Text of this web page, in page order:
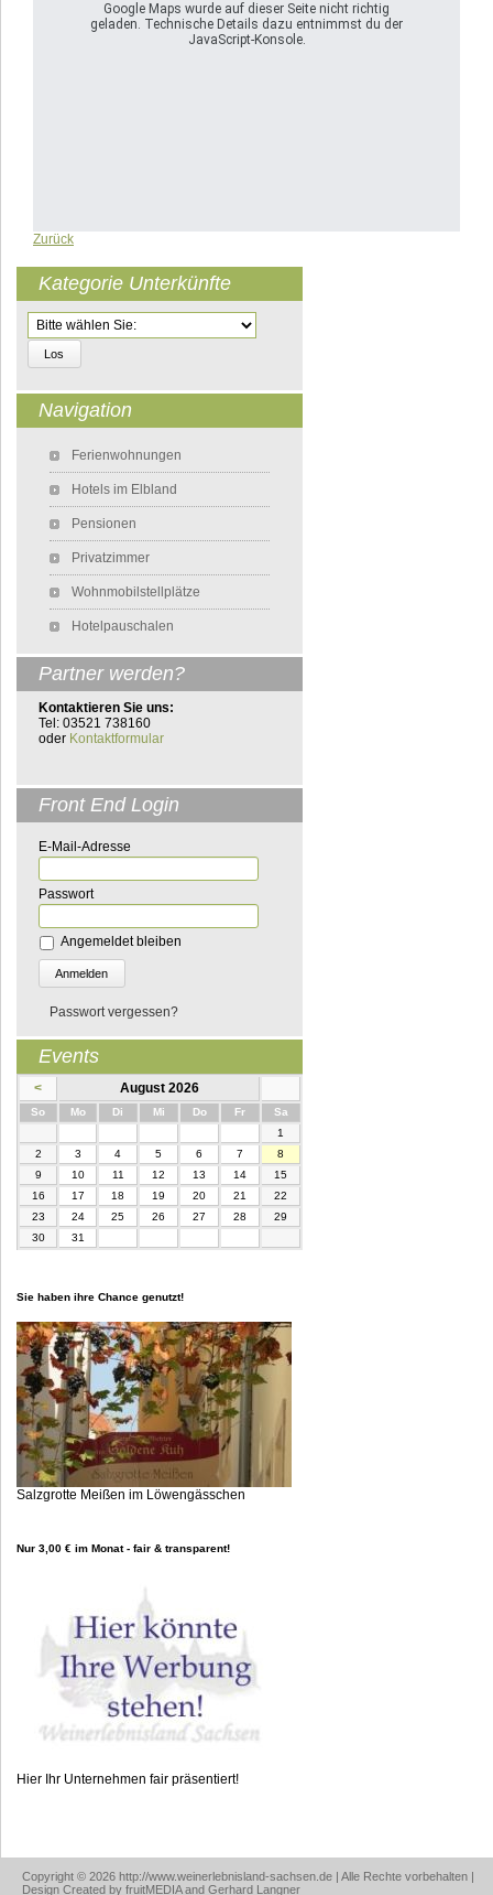
Google Maps wurde auf dieser Seite nicht richtig
geladen. Technische Details dazu entnimmst du der
JavaScript-Konsole.
Zurück
Kategorie Unterkünfte
Zielseite
Navigation
Ferienwohnungen
Hotels im Elbland
Pensionen
Privatzimmer
Wohnmobilstellplätze
Hotelpauschalen
Partner werden?
Kontaktieren Sie uns:
Tel: 03521 738160
oder Kontaktformular
Front End Login
E-Mail-Adresse
Passwort
Angemeldet bleiben
Passwort vergessen?
Events
< August 2026
SonntagMontag Di enstagMittwochDonnerstag
Freitag Samstag
1
2
3 4 5 6 7
8
9
10 11 12 13 14
15
16
17 18 19 20 21
22
23
24 25 26 27 28
29
30
31
Sie haben ihre Chance genutzt!
Salzgrotte Meißen im Löwengässchen
Nur 3,00 € im Monat - fair & transparent!
Hier Ihr Unternehmen fair präsentiert!
Copyright © 2026 http://www.weinerlebnisland-sachsen.de | Alle Rechte vorbehalten |
Design Created by fruitMEDIA and Gerhard Langner